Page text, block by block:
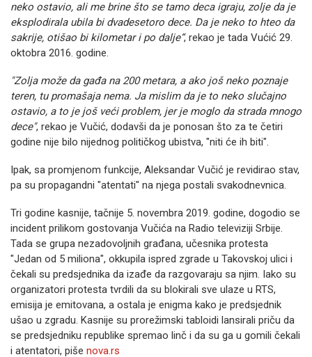
neko ostavio, ali me brine što se tamo deca igraju, zolje da je
eksplodirala ubila bi dvadesetoro dece. Da je neko to hteo da
sakrije, otišao bi kilometar i po dalje“, rekao je tada Vućić 29.
oktobra 2016. godine.
"Zolja može da gađa na 200 metara, a ako još neko poznaje
teren, tu promašaja nema. Ja mislim da je to neko slučajno
ostavio, a to je još veći problem, jer je moglo da strada mnogo
dece", rekao je Vučić, dodavši da je ponosan što za te četiri
godine nije bilo nijednog političkog ubistva, "niti će ih biti".
Ipak, sa promjenom funkcije, Aleksandar Vučić je revidirao stav,
pa su propagandni "atentati" na njega postali svakodnevnica.
Tri godine kasnije, tačnije 5. novembra 2019. godine, dogodio se
incident prilikom gostovanja Vučića na Radio televiziji Srbije.
Tada se grupa nezadovoljnih građana, učesnika protesta
"Jedan od 5 miliona", okkupila ispred zgrade u Takovskoj ulici i
čekali su predsjednika da izađe da razgovaraju sa njim. Iako su
organizatori protesta tvrdili da su blokirali sve ulaze u RTS,
emisija je emitovana, a ostala je enigma kako je predsjednik
ušao u zgradu. Kasnije su prorežimski tabloidi lansirali priču da
se predsjedniku republike spremao linč i da su ga u gomili čekali
i atentatori, piše nova.rs